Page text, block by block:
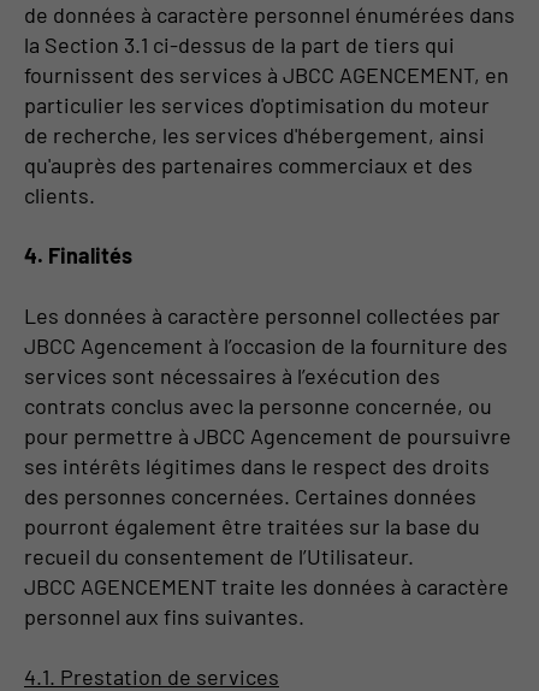
de données à caractère personnel énumérées dans
la Section 3.1 ci-dessus de la part de tiers qui
fournissent des services à JBCC AGENCEMENT, en
particulier les services d'optimisation du moteur
de recherche, les services d'hébergement, ainsi
qu'auprès des partenaires commerciaux et des
clients.
4. Finalités
Les données à caractère personnel collectées par
JBCC Agencement à l’occasion de la fourniture des
services sont nécessaires à l’exécution des
contrats conclus avec la personne concernée, ou
pour permettre à JBCC Agencement de poursuivre
ses intérêts légitimes dans le respect des droits
des personnes concernées. Certaines données
pourront également être traitées sur la base du
recueil du consentement de l’Utilisateur.
JBCC AGENCEMENT traite les données à caractère
personnel aux fins suivantes.
4.1. Prestation de services